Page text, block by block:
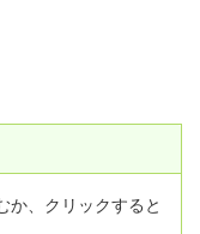
か、クリックすると